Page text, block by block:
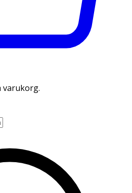
varukorg.